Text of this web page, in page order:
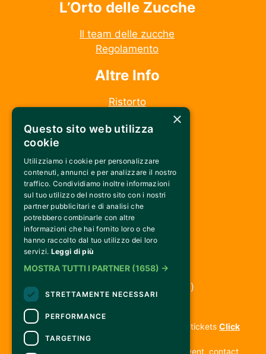
L’Orto delle Zucche
Il team delle zucche
Regolamento
Altre Info
Ristorto
Instagram
Facebook
Connettiti
Via della Libertà 103
Matassino, Reggello (FI)
CONTACTS
For information and support in purchasing tickets Click
For information on the program and the event, contact
×
Questo sito web utilizza
cookie
Utilizziamo i cookie per personalizzare
contenuti, annunci e per analizzare il nostro
traffico. Condividiamo inoltre informazioni
sul tuo utilizzo del nostro sito con i nostri
partner pubblicitari e di analisi che
potrebbero combinarle con altre
informazioni che hai fornito loro o che
hanno raccolto dal tuo utilizzo dei loro
servizi. Leggi di più
MOSTRA TUTTI I PARTNER (1658) →
STRETTAMENTE NECESSARI
PERFORMANCE
TARGETING